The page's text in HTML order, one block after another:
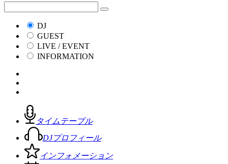
DJ
GUEST
LIVE / EVENT
INFORMATION
タイムテーブル
DJプロフィール
インフォメーション